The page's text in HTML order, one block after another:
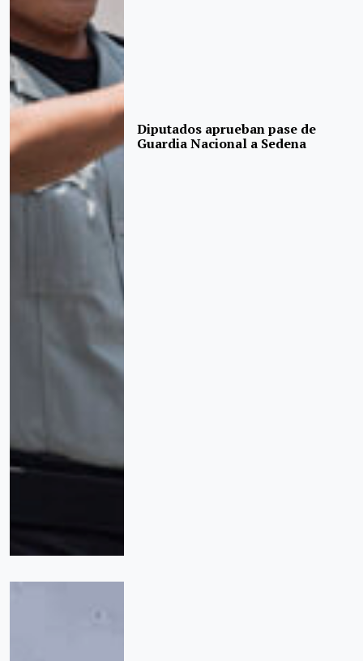
Diputados aprueban pase de
Guardia Nacional a Sedena